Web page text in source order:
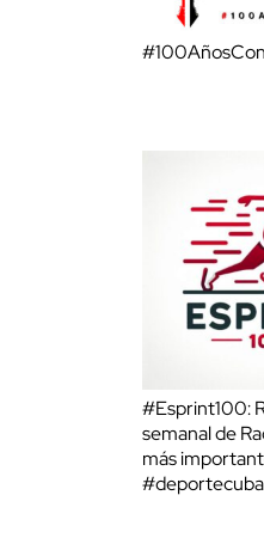
#Esprint100:
semanal de
más